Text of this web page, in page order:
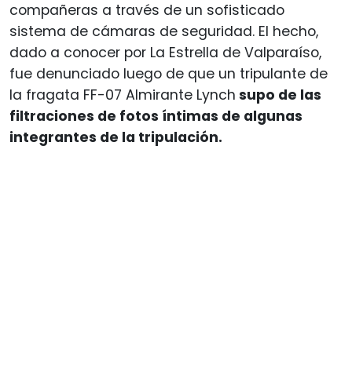
compañeras a través de un sofisticado
sistema de cámaras de seguridad. El hecho,
dado a conocer por La Estrella de Valparaíso,
fue denunciado luego de que un tripulante de
la fragata FF-07 Almirante Lynch supo de las
filtraciones de fotos íntimas de algunas
integrantes de la tripulación.